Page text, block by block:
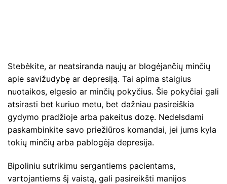
Stebėkite, ar neatsiranda naujų ar blogėjančių minčių
apie savižudybę ar depresiją. Tai apima staigius
nuotaikos, elgesio ar minčių pokyčius. Šie pokyčiai gali
atsirasti bet kuriuo metu, bet dažniau pasireiškia
gydymo pradžioje arba pakeitus dozę. Nedelsdami
paskambinkite savo priežiūros komandai, jei jums kyla
tokių minčių arba pablogėja depresija.
Bipoliniu sutrikimu sergantiems pacientams,
vartojantiems šį vaistą, gali pasireikšti manijos